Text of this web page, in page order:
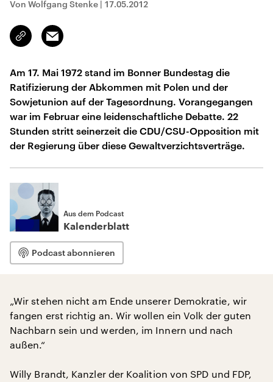
Von Wolfgang Stenke | 17.05.2012
Link
kopieren/teilen
Email
Am 17. Mai 1972 stand im Bonner Bundestag die
Ratifizierung der Abkommen mit Polen und der
Sowjetunion auf der Tagesordnung. Vorangegangen
war im Februar eine leidenschaftliche Debatte. 22
Stunden stritt seinerzeit die CDU/CSU-Opposition mit
der Regierung über diese Gewaltverzichtsverträge.
Aus dem Podcast
Kalenderblatt
Podcast abonnieren
„Wir stehen nicht am Ende unserer Demokratie, wir
fangen erst richtig an. Wir wollen ein Volk der guten
Nachbarn sein und werden, im Innern und nach
außen.“
Willy Brandt, Kanzler der Koalition von SPD und FDP,